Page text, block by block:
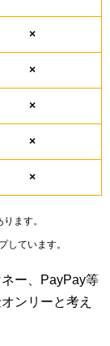
×
×
×
×
×
ます。
ています。
ー、PayPay等
ンリーと考え